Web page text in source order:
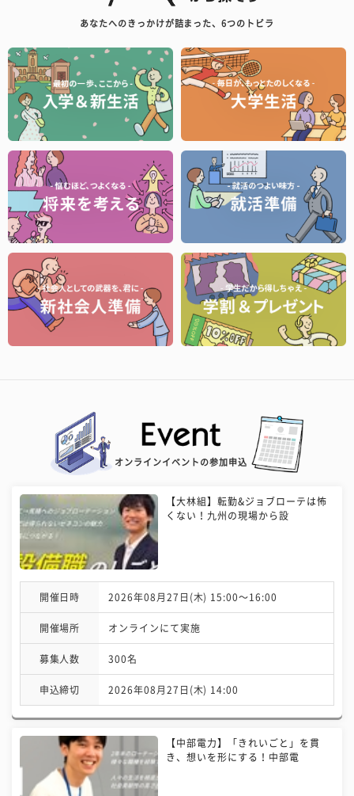
あなたへのきっかけが詰まった、6つのトビラ
オンラインイベントの参加申込
【大林組】転勤&ジョブローテは怖
くない！九州の現場から設
開催日時 2026年08月27日(木) 15:00〜16:00
開催場所 オンラインにて実施
募集人数 300名
申込締切 2026年08月27日(木) 14:00
【中部電力】「きれいごと」を貫
き、想いを形にする！中部電